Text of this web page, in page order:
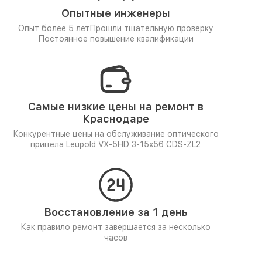
Опытные инженеры
Опыт более 5 лет Прошли тщательную проверку
Постоянное повышение квалификации
Самые низкие цены на ремонт в
Краснодаре
Конкурентные цены на обслуживание оптического
прицела Leupold VX-5HD 3-15x56 CDS-ZL2
Восстановление за 1 день
Как правило ремонт завершается за несколько
часов